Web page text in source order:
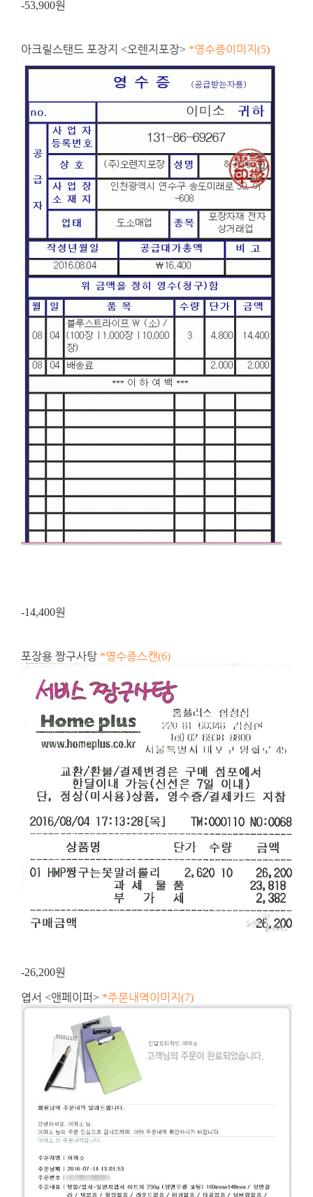
-53,900원
아크릴스탠드 포장지 <오렌지포장> *영수증이미지 (5)
-14,400원
포장용 짱구사탕 *영수증스캔(6)
-26,200원
엽서 <앤페이퍼> *주문내역이미지 (7)